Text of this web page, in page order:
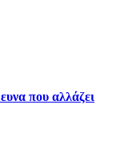
που αλλάζει